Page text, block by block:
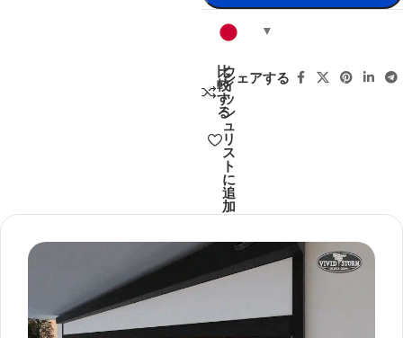
比
較
す
る
ウ
ィ
ッ
シ
ュ
リ
ス
ト
に
追
加
シェアする